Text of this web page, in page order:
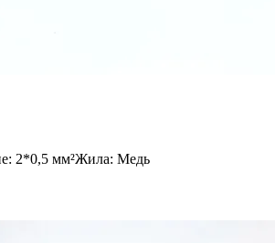
2*0,5 мм²Жила: Медь